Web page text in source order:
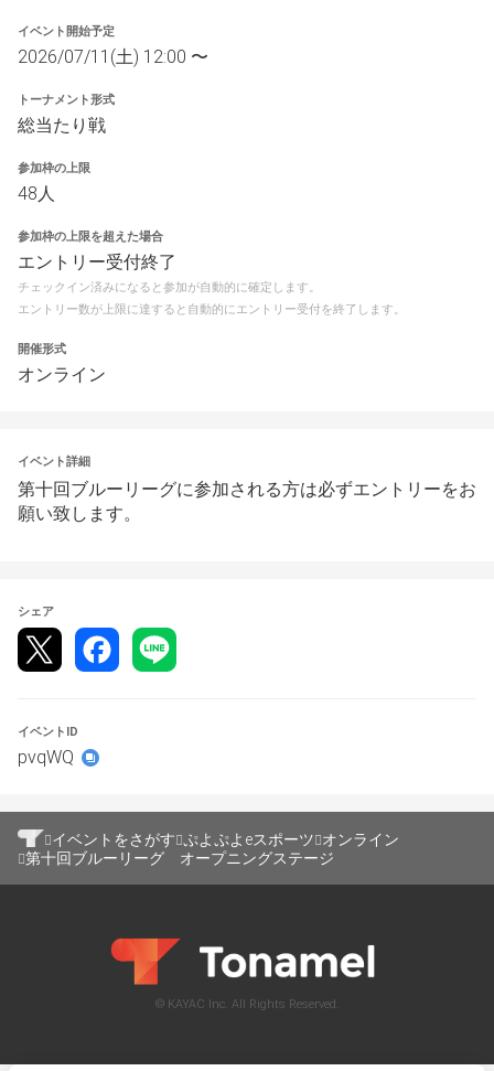
イベント開始予定
2026/07/11(土) 12:00 〜
トーナメント形式
総当たり戦
参加枠の上限
48人
参加枠の上限を超えた場合
エントリー受付終了
チェックイン済みになると参加が自動的に確定します。
エントリー数が上限に達すると自動的にエントリー受付を終了します。
開催形式
オンライン
イベント詳細
第十回ブルーリーグに参加される方は必ずエントリーをお
願い致します。
シェア
イベントID
pvqWQ
イベントをさがす ぷよぷよeスポーツ オンライン
第十回ブルーリーグ オープニングステージ
© KAYAC Inc. All Rights Reserved.